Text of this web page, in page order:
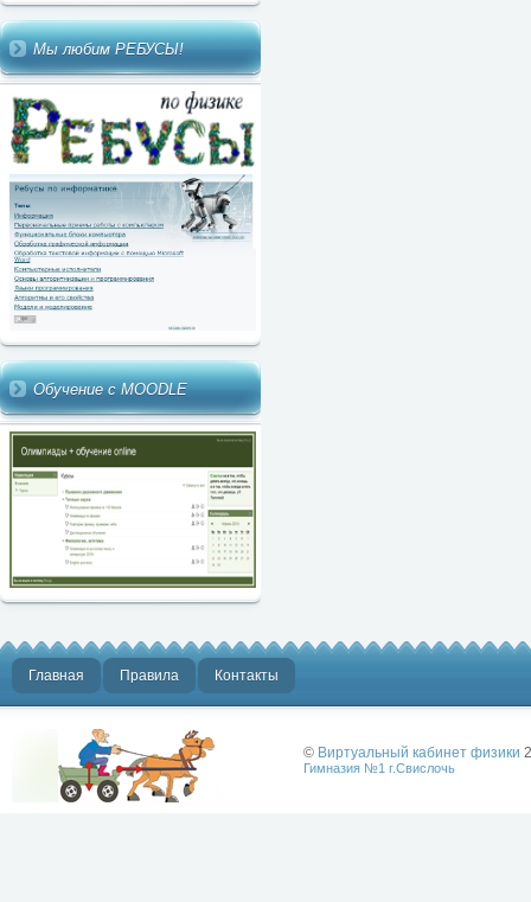
Мы любим РЕБУСЫ!
Обучение с MOODLE
Главная Правила Контакты
© Виртуальный кабинет физики
Гимназия №1 г.Свислочь